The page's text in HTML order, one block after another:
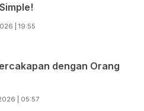
| 19:55
dengan Orang
| 05:57